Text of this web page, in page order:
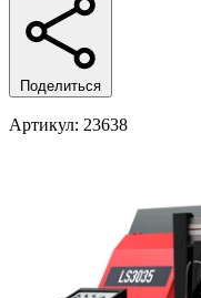
Поделиться
Артикул: 23638